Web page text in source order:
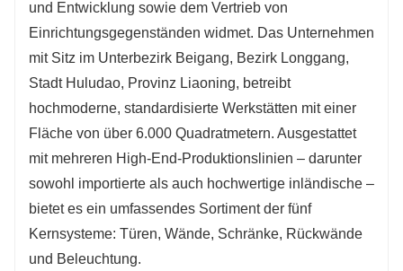
und Entwicklung sowie dem Vertrieb von
Einrichtungsgegenständen widmet. Das Unternehmen
mit Sitz im Unterbezirk Beigang, Bezirk Longgang,
Stadt Huludao, Provinz Liaoning, betreibt
hochmoderne, standardisierte Werkstätten mit einer
Fläche von über 6.000 Quadratmetern. Ausgestattet
mit mehreren High-End-Produktionslinien – darunter
sowohl importierte als auch hochwertige inländische –
bietet es ein umfassendes Sortiment der fünf
Kernsysteme: Türen, Wände, Schränke, Rückwände
und Beleuchtung.